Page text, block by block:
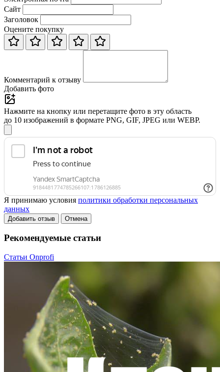
Сайт
Заголовок
Оцените покупку
Комментарий к отзыву
Добавить фото
Нажмите на кнопку или перетащите фото в эту область
до 10 изображений в формате PNG, GIF, JPEG или WEBP.
Я принимаю условия политики обработки персональных
данных
Добавить отзыв Отмена
Рекомендуемые статьи
Статьи Onprofi